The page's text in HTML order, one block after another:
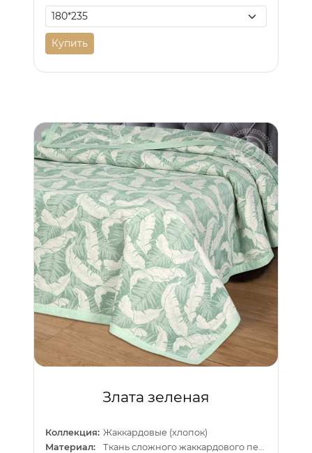
Купить
Злата зеленая
Коллекция: Жаккардовые (хлопок)
Материал:
Ткань сложного жаккардового переплетения внутри п/э нитка